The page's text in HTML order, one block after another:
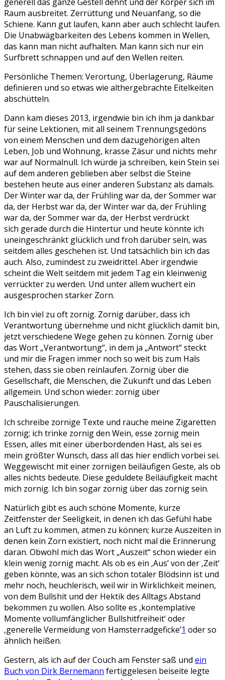
Raum ausbreitet. Zerrüttung und Neuanfang, so die
Schiene. Kann gut laufen, kann aber auch schlecht laufen.
Die Unabwägbarkeiten des Lebens kommen in Wellen,
das kann man nicht aufhalten. Man kann sich nur ein
Surfbrett schnappen und auf den Wellen reiten.
Persönliche Themen: Verortung, Überlagerung, Räume
definieren und so etwas wie althergebrachte Eitelkeiten
abschütteln.
Dann kam dieses 2013, irgendwie bin ich ihm ja dankbar
für seine Lektionen, mit all seinem Trennungsgedöns
von einem Menschen und dem dazugehörigen alten
Leben, Job und Wohnung, krasse Zäsur und nichts mehr
war auf Normalnull. Ich würde ja schreiben, kein Stein sei
auf dem anderen geblieben aber selbst die Steine
bestehen heute aus einer anderen Substanz als damals.
Der Winter war da, der Frühling war da, der Sommer war
da, der Herbst war da, der Winter war da, der Frühling
war da, der Sommer war da, der Herbst verdrückt
sich gerade durch die Hintertür und heute könnte ich
uneingeschränkt glücklich und froh darüber sein, was
seitdem alles geschehen ist. Und tatsächlich bin ich das
auch. Also, zumindest zu zweidrittel. Aber irgendwie
scheint die Welt seitdem mit jedem Tag ein kleinwenig
verrückter zu werden. Und unter allem wuchert ein
ausgesprochen starker Zorn.
Ich bin viel zu oft zornig. Zornig darüber, dass ich
Verantwortung übernehme und nicht glücklich damit bin,
jetzt verschiedene Wege gehen zu können. Zornig über
das Wort „Verantwortung“, in dem ja „Antwort“ steckt
und mir die Fragen immer noch so weit bis zum Hals
stehen, dass sie oben reinlaufen. Zornig über die
Gesellschaft, die Menschen, die Zukunft und das Leben
allgemein. Und schon wieder: zornig über
Pauschalisierungen.
Ich schreibe zornige Texte und rauche meine Zigaretten
zornig; ich trinke zornig den Wein, esse zornig mein
Essen, alles mit einer überbordenden Hast, als sei es
mein größter Wunsch, dass all das hier endlich vorbei sei.
Weggewischt mit einer zornigen beiläufigen Geste, als ob
alles nichts bedeute. Diese geduldete Beiläufigkeit macht
mich zornig. Ich bin sogar zornig über das zornig sein.
Natürlich gibt es auch schöne Momente, kurze
Zeitfenster der Seeligkeit, in denen ich das Gefühl habe
an Luft zu kommen, atmen zu können; kurze Auszeiten in
denen kein Zorn existiert, noch nicht mal die Erinnerung
daran. Obwohl mich das Wort „Auszeit“ schon wieder ein
klein wenig zornig macht. Als ob es ein ‚Aus‘ von der ‚Zeit‘
geben könnte, was an sich schon totaler Blödsinn ist und
mehr noch, heuchlerisch, weil wir in Wirklichkeit meinen,
von dem Bullshit und der Hektik des Alltags Abstand
bekommen zu wollen. Also sollte es ‚kontemplative
Momente vollumfänglicher Bullshitfreiheit‘ oder
‚generelle Vermeidung von Hamsterradgeficke’1 oder so
ähnlich heißen.
Gestern, als ich auf der Couch am Fenster saß und ein
Buch von Dirk Bernemann fertiggelesen beiseite legte